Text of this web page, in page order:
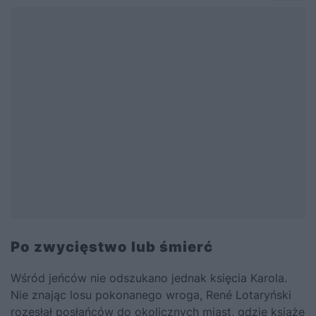
Po zwycięstwo lub śmierć
Wśród jeńców nie odszukano jednak księcia Karola.
Nie znając losu pokonanego wroga, René Lotaryński
rozesłał posłańców do okolicznych miast, gdzie książę